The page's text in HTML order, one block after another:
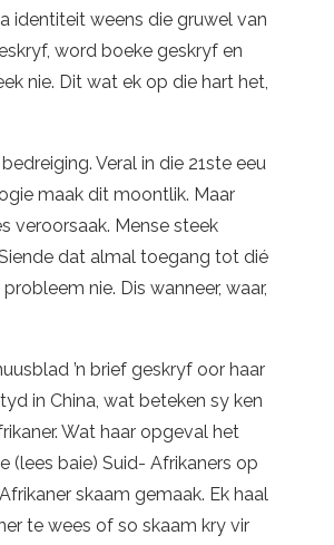
identiteit weens die gruwel van
word boeke geskryf en
nie. Dit wat ek op die hart het,
Veral in die 21ste eeu
maak dit moontlik. Maar
veroorsaak. Mense steek
dat almal toegang tot dié
nie. Dis wanneer, waar,
’n brief geskryf oor haar
in China, wat beteken sy ken
Wat haar opgeval het
(lees baie) Suid- Afrikaners op
skaam gemaak. Ek haal
te wees of so skaam kry vir